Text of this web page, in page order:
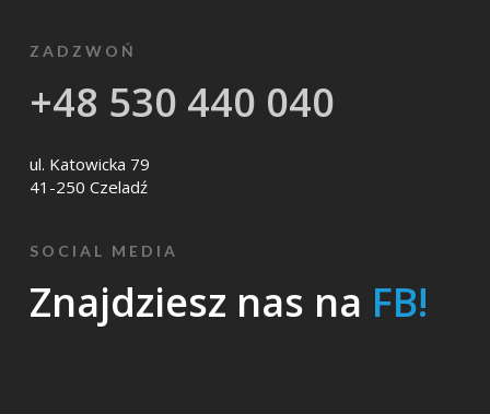
ZADZWOŃ
+48 530 440 040
ul. Katowicka 79
41-250 Czeladź
SOCIAL MEDIA
Znajdziesz nas na FB!